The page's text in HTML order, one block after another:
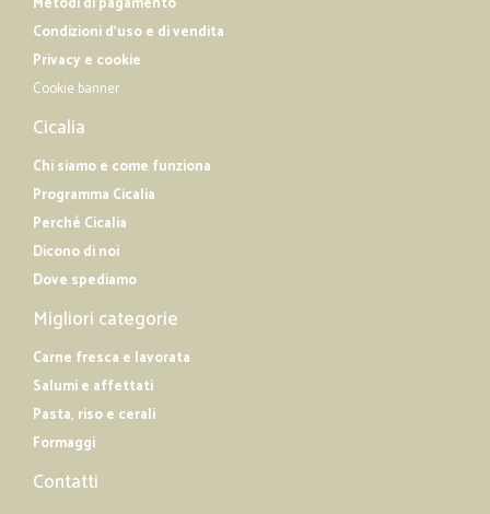
Condizioni d'uso e di vendita
Privacy e cookie
Cookie banner
Cicalia
Chi siamo e come funziona
Programma Cicalia
Perché Cicalia
Dicono di noi
Dove spediamo
Migliori categorie
Carne fresca e lavorata
Salumi e affettati
Pasta, riso e cerali
Formaggi
Contatti